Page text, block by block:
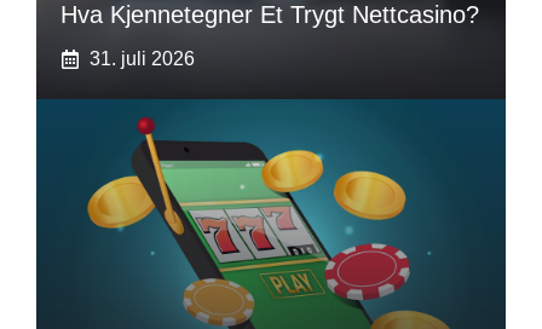
Hva Kjennetegner Et Trygt Nettcasino?
31. juli 2026